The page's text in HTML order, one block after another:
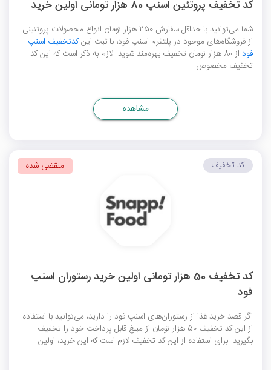
کد تخفیف پروتئین اسنپ 80 هزار تومانی اولین خرید
شما می‌توانید با حداقل سفارش 250 هزار تومان انواع محصولات پروتئینی
از فروشگاه‌های موجود در پلتفرم اسنپ فود، با ثبت اینکدتخفیف اسنپ
فود
از 80 هزار تومان تخفیف بهره‌مند شوید. لازم به ذکر است که این کد
تخفیف مخصوص ...
مشاهده
کد تخفیف 50 هزار تومانی اولین خرید رستوران اسنپ
فود
اگر قصد خرید غذا از رستوران‌های اسنپ فود را دارید، می‌توانید با استفاده
از این کد تخفیف 50 هزار تومان از مبلغ قابل پرداخت خود را تخفیف
بگیرید. برای استفاده از این کد تخفیف لازم است که این خرید، اولین ...
کد تخفیف منقضی شده